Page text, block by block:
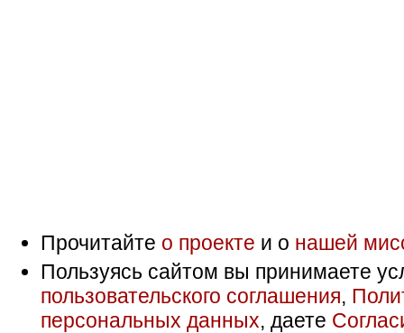
Прочитайте о проекте и о нашей
Пользуясь сайтом вы принимаете
пользовательского соглашения,
персональных данных, даете